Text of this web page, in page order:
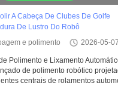
A Cabeça De Clubes De Golfe
De Lustro Do Robô
e polimento
2026-05-07
Polimento e Lixamento
de polimento robótico
centrais de rolamentos